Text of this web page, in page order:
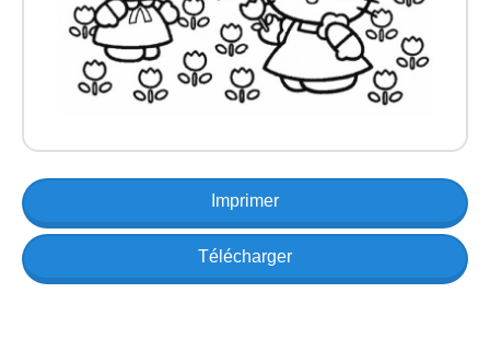
Imprimer
Télécharger